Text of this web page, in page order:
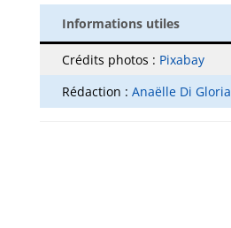
Informations utiles
Crédits photos : Pixabay
Rédaction : Anaëlle Di Gloria